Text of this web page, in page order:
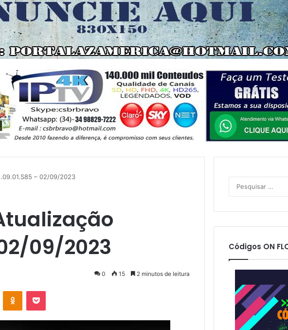
– 02/09/2023
09/2023
0 15 2 minutos de leitura
Códigos ON